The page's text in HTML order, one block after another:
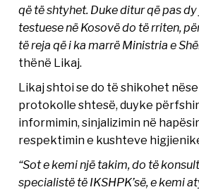
që të shtyhet. Duke ditur që pas
testuese në Kosovë do të rriten,
të reja që i ka marrë Ministria e
thënë Likaj.
Likaj shtoi se do të shikohet
protokolle shtesë, duyke
informimin, sinjalizimin në
respektimin e kushteve
“Sot e kemi një takim, do të
specialistë të IKSHPK’së, e kemi